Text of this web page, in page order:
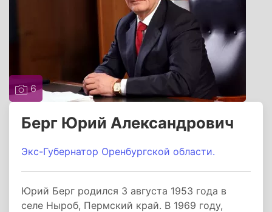
6
Берг Юрий Александрович
Экс-Губернатор Оренбургской области.
Юрий Берг родился 3 августа 1953 года в
селе Ныроб, Пермский край. В 1969 году,